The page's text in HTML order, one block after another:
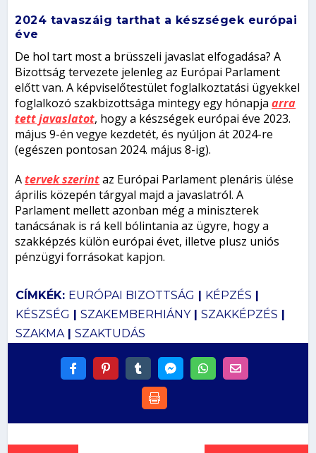
2024 tavaszáig tarthat a készségek európai
éve
De hol tart most a brüsszeli javaslat elfogadása? A
Bizottság tervezete jelenleg az Európai Parlament
előtt van. A képviselőtestület foglalkoztatási ügyekkel
foglalkozó szakbizottsága mintegy egy hónapjaarra
tett javaslatot, hogy a készségek európai éve 2023.
május 9-én vegye kezdetét, és nyúljon át 2024-re
(egészen pontosan 2024. május 8-ig).
Atervek szerintaz Európai Parlament plenáris ülése
április közepén tárgyal majd a javaslatról. A
Parlament mellett azonban még a miniszterek
tanácsának is rá kell bólintania az ügyre, hogy a
szakképzés külön európai évet, illetve plusz uniós
pénzügyi forrásokat kapjon.
CÍMKÉK: EURÓPAI BIZOTTSÁG | KÉPZÉS |
KÉSZSÉG | SZAKEMBERHIÁNY| SZAKKÉPZÉS |
SZAKMA| SZAKTUDÁS